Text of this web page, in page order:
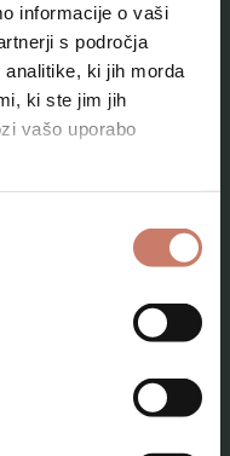
informacije o vaši
s področja
ki jih morda
ki ste jim jih
vašo uporabo